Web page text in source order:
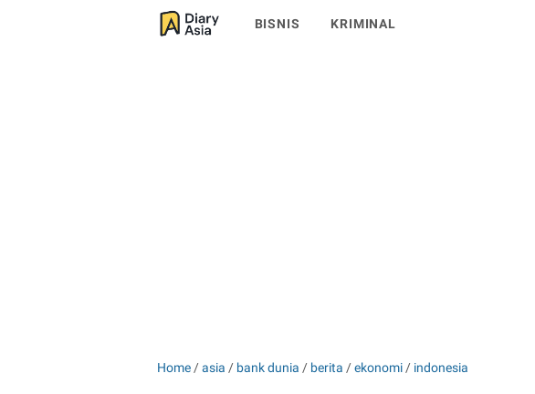
BISNIS KRIMINAL
Home /asia / bank dunia / berita /ekonomi / indonesia